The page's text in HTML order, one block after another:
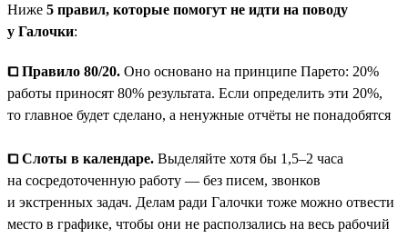
Ниже 5 правил, которые помогут не идти на поводу
у Галочки:
⧠ Правило 80/20. Оно основано на принципе Парето: 20%
работы приносят 80% результата. Если определить эти 20%,
то главное будет сделано, а ненужные отчёты не понадобятся
⧠ Слоты в календаре. Выделяйте хотя бы 1,5–2 часа
на сосредоточенную работу — без писем, звонков
и экстренных задач. Делам ради Галочки тоже можно отвести
место в графике, чтобы они не расползались на весь рабочий